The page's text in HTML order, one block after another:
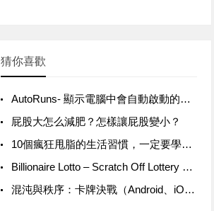
猜你喜歡
AutoRuns- 顯示電腦中會自動啟動的程式的工具
屁股大怎么減肥？怎樣讓屁股變小？
10個瘋狂甩脂的生活習慣，一定要學起來
Billionaire Lotto – Scratch Off Lottery Big Winners! iPhone/iPad版
‎混沌與秩序：卡牌決戰（Android、iOS）